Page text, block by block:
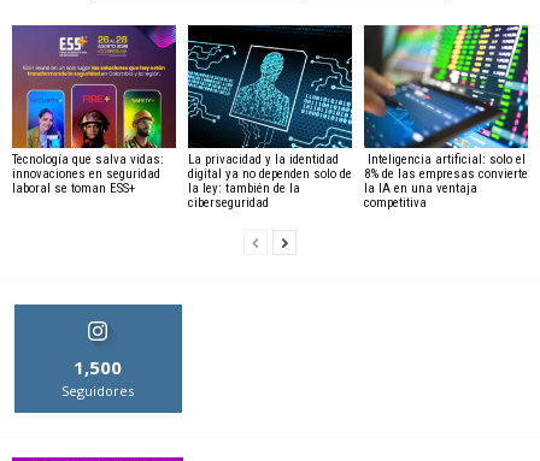
Tecnología que salva vidas:
innovaciones en seguridad
laboral se toman ESS+
La privacidad y la identidad
digital ya no dependen solo de
la ley: también de la
ciberseguridad
Inteligencia artificial: solo el
8% de las empresas convierte
la IA en una ventaja
competitiva
1,500
Seguidores